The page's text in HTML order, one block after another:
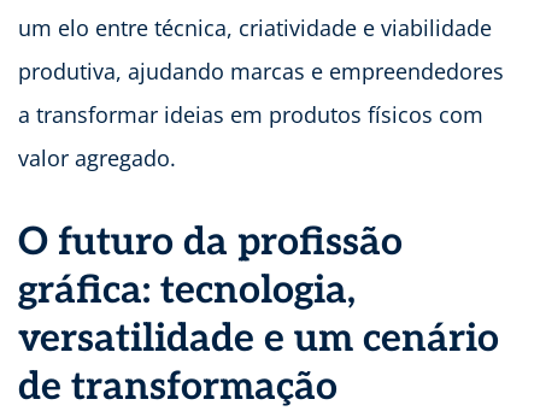
um elo entre técnica, criatividade e viabilidade
produtiva, ajudando marcas e empreendedores
a transformar ideias em produtos físicos com
valor agregado.
O futuro da profissão
gráfica: tecnologia,
versatilidade e um cenário
de transformação